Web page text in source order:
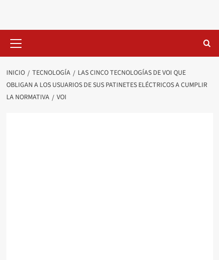
contenido
primario
INICIO TECNOLOGÍA
LAS CINCO TECNOLOGÍAS DE VOI QUE
OBLIGAN A LOS USUARIOS DE SUS PATINETES ELÉCTRICOS A CUMPLIR
LA NORMATIVA
VOI